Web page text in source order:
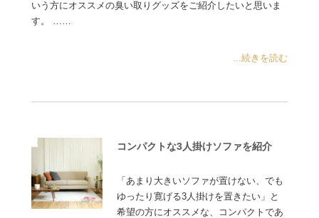
いう方にオススメの臭い取りグッズをご紹介したいと思いま
す。 ……
...続きを読む
コンパクトな3人掛けソファを紹介
「あまり大きいソファが置けない、でも
ゆったり寛げる3人掛けを置きたい」と
希望の方にオススメな、コンパクトであ